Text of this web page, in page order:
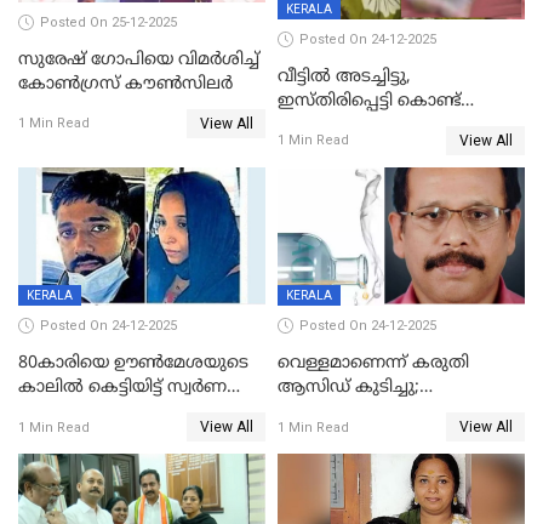
Posted On 25-12-2025
സുരേഷ് ഗോപിയെ വിമര്‍ശിച്ച്
കോണ്‍ഗ്രസ് കൗണ്‍സിലര്‍
1 Min Read View All
KERALA
Posted On 24-12-2025
വീട്ടിൽ അടച്ചിട്ടു,
ഇസ്തിരിപ്പെട്ടി കൊണ്ട്
ഗർഭിണിയായ യുവതിക്ക് ക്രൂര
1 Min Read View All
KERALA
Posted On 24-12-2025
80കാരിയെ ഊൺമേശയുടെ
കാലിൽ കെട്ടിയിട്ട് സ്വർണവും
കൊച്ചുമകനും സുഹൃത്തും
അറസ്റ്റിൽ
1 Min Read View All
KERALA
Posted On 24-12-2025
വെള്ളമാണെന്ന് കരുതി
ആസിഡ് കുടിച്ചു;
മരിച്ചു
1 Min Read View All